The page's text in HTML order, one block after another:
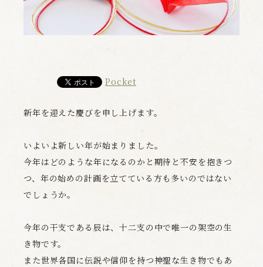
Pocket
新年を迎えた慶びを申し上げます。
いよいよ新しい年が始まりました。
今年はどのような年になるのかと期待と不安を抱きつ
つ、年の始めの計画を立てている方も多いのではない
でしょうか。
今年の干支である辰は、十二支の中で唯一の架空の生
き物です。
また世界各国に伝説や信仰を持つ神聖な生き物でもあ